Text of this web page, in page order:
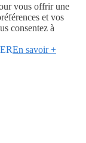
vous offrir une
et vos
consentez à
En savoir +